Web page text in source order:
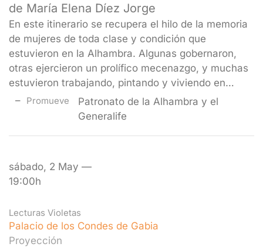
de María Elena Díez Jorge
En este itinerario se recupera el hilo de la memoria
de mujeres de toda clase y condición que
estuvieron en la Alhambra. Algunas gobernaron,
otras ejercieron un prolífico mecenazgo, y muchas
estuvieron trabajando, pintando y viviendo en…
Promueve
Patronato de la Alhambra y el
Generalife
sábado, 2 May —
19:00h
Lecturas Violetas
Palacio de los Condes de Gabia
Proyección